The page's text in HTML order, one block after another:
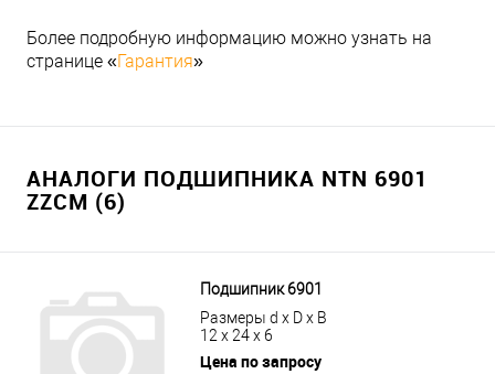
Более подробную информацию можно узнать на
странице «Гарантия»
АНАЛОГИ ПОДШИПНИКА NTN 6901
ZZCM (6)
Подшипник 6901
Размеры d x D x B
12 x 24 x 6
Цена по запросу